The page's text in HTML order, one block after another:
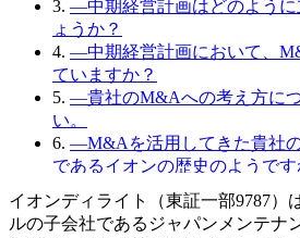
3. ―中期経営計画はどのように
ょうか？
4. ―中期経営計画において、
ていますか？
5. ―貴社のM&Aへの考え方に
い。
6. ―M&Aを活用してきた貴社
であるイオンの歴史のようです
―業界動向をふまえた貴社の
はどのようなものでしょうか？
8.―M&Aが戦略実現の手段と
イオンディライト（東証一部9787）
ルの子会社であるジャパンメンテナ